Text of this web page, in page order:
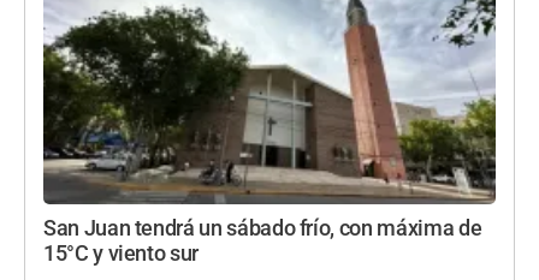
San Juan tendrá un sábado frío, con máxima de
15°C y viento sur